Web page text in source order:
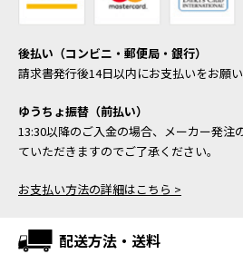
後払い（コンビニ・郵便局・銀行）
請求書発行後14日以内にお支払いをお願い
ゆうちょ振替（前払い）
13:30以降のご入金の場合、メーカー発注
ていただきますのでご了承ください。
お支払い方法の詳細はこちら >
配送方法・送料